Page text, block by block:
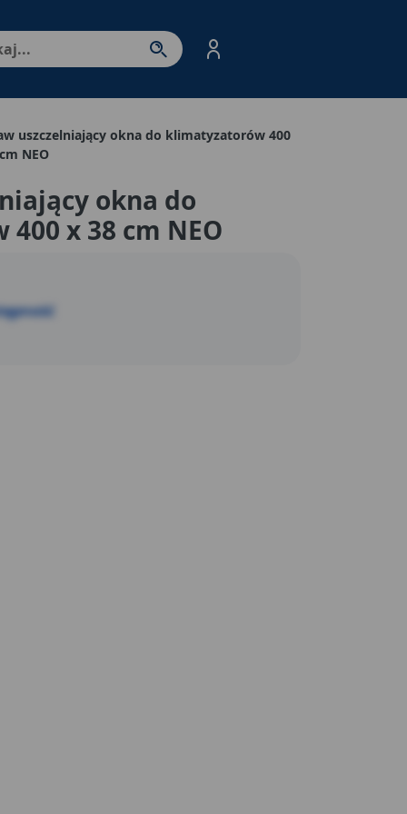
- przejdź do strony produktów. Spacja – otwórz/
uszczelniający okna do klimatyzatorów 400
NEO
okna do
x 38 cm NEO